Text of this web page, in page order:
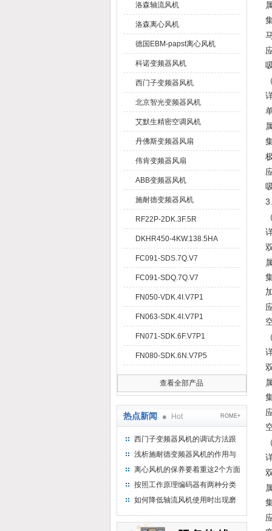
洛森轴流风机
洛森离心风机
德国EBM-papst离心风机
科诺变频器风机
西门子变频器风机
北京智光变频器风机
艾默生精密空调风机
丹佛斯变频器风扇
伟肯变频器风扇
ABB变频器风机
施耐德变频器风机
RF22P-2DK.3F.5R
DKHR450-4KW.138.5HA
FC091-SDS.7Q.V7
FC091-SDQ.7Q.V7
FN050-VDK.4I.V7P1
FN063-SDK.4I.V7P1
FN071-SDK.6F.V7P1
FN080-SDK.6N.V7P5
查看全部产品
热点新闻 Hot ROME+
西门子变频器风机的调试方法跟
步骤
浅析施耐德变频器风机的作用与
意义所在
离心风机的保养要着重这2个方面
按照工作原理编码器有两种分类
如何降低轴流风机使用时出现磨
3